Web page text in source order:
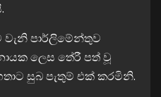
පාර්ලිමේන්තුව
ලෙස තේරී පත් වූ
සුබ පැතුම් එක් කරමිනි.